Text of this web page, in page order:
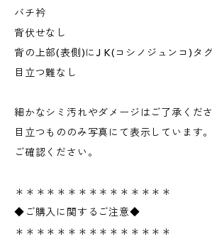
バチ衿
背伏せなし
背の上部(表側)にJ K(コシノジュンコ)タ
目立つ難なし
細かなシミ汚れやダメージはご了承くださ
目立つもののみ写真にて表示しています。
ご確認ください。
＊＊＊＊＊＊＊＊＊＊＊＊＊＊＊
◆ご購入に関するご注意◆
＊＊＊＊＊＊＊＊＊＊＊＊＊＊＊